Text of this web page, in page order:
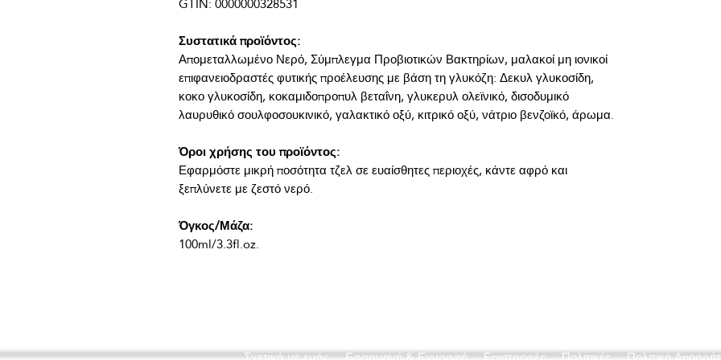
Συστατικά προϊόντος:
Απομεταλλωμένο Νερό, Σύμπλεγμα Προβιοτικών Βακτηρίων, μαλακοί μη ιονικοί
επιφανειοδραστές φυτικής προέλευσης με βάση τη γλυκόζη: Δεκυλ γλυκοσίδη,
κοκο γλυκοσίδη, κοκαμιδοπροπυλ βεταΐνη, γλυκερυλ ολεϊνικό, δισοδυμικό
Όροι χρήσης του προϊόντος:
Εφαρμόστε μικρή ποσότητα τζελ σε ευαίσθητες περιοχές, κάντε αφρό και
Όγκος/Μάζα:
100ml/3.3fl.oz.